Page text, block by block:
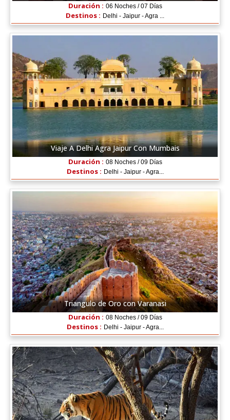
Duración : 06 Noches / 07 Días
Destinos : Delhi - Jaipur - Agra ...
Viaje A Delhi Agra Jaipur Con Mumbais
Duración : 08 Noches / 09 Días
Destinos : Delhi - Jaipur - Agra...
Triangulo de Oro con Varanasi
Duración : 08 Noches / 09 Días
Destinos : Delhi - Jaipur - Agra...